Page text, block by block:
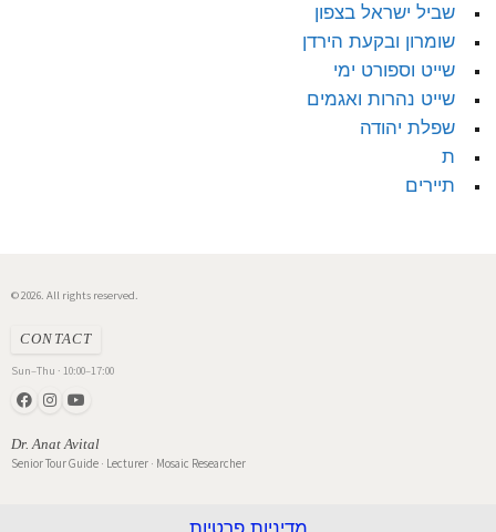
שביל ישראל בצפון
שומרון ובקעת הירדן
שייט וספורט ימי
שייט נהרות ואגמים
שפלת יהודה
ת
תיירים
© 2026. All rights reserved.
CONTACT
Sun–Thu · 10:00–17:00
Dr. Anat Avital
Senior Tour Guide · Lecturer · Mosaic Researcher